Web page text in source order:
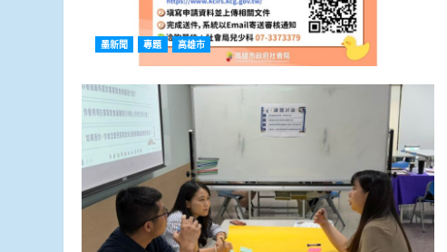
墨新聞 專題 高雄市